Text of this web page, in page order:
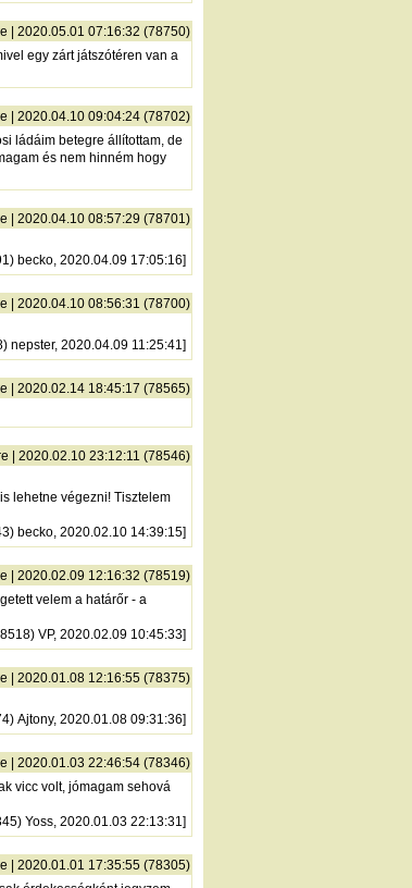
| 2020.05.01 07:16:32 (78750)
egy zárt játszótéren van a
| 2020.04.10 09:04:24 (78702)
ládáim betegre állítottam, de
és nem hinném hogy
| 2020.04.10 08:57:29 (78701)
becko, 2020.04.09 17:05:16]
| 2020.04.10 08:56:31 (78700)
nepster, 2020.04.09 11:25:41]
| 2020.02.14 18:45:17 (78565)
| 2020.02.10 23:12:11 (78546)
lehetne végezni! Tisztelem
becko, 2020.02.10 14:39:15]
| 2020.02.09 12:16:32 (78519)
velem a határőr - a
VP, 2020.02.09 10:45:33]
| 2020.01.08 12:16:55 (78375)
Ajtony, 2020.01.08 09:31:36]
| 2020.01.03 22:46:54 (78346)
vicc volt, jómagam sehová
Yoss, 2020.01.03 22:13:31]
| 2020.01.01 17:35:55 (78305)